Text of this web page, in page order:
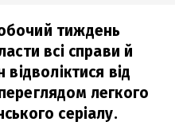
тиждень
всі справи й
від
легкого
серіалу.